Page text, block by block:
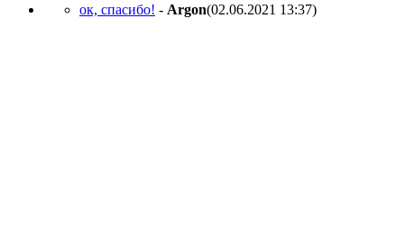
ок, спасибо! - Argon(02.06.2021 13:37)